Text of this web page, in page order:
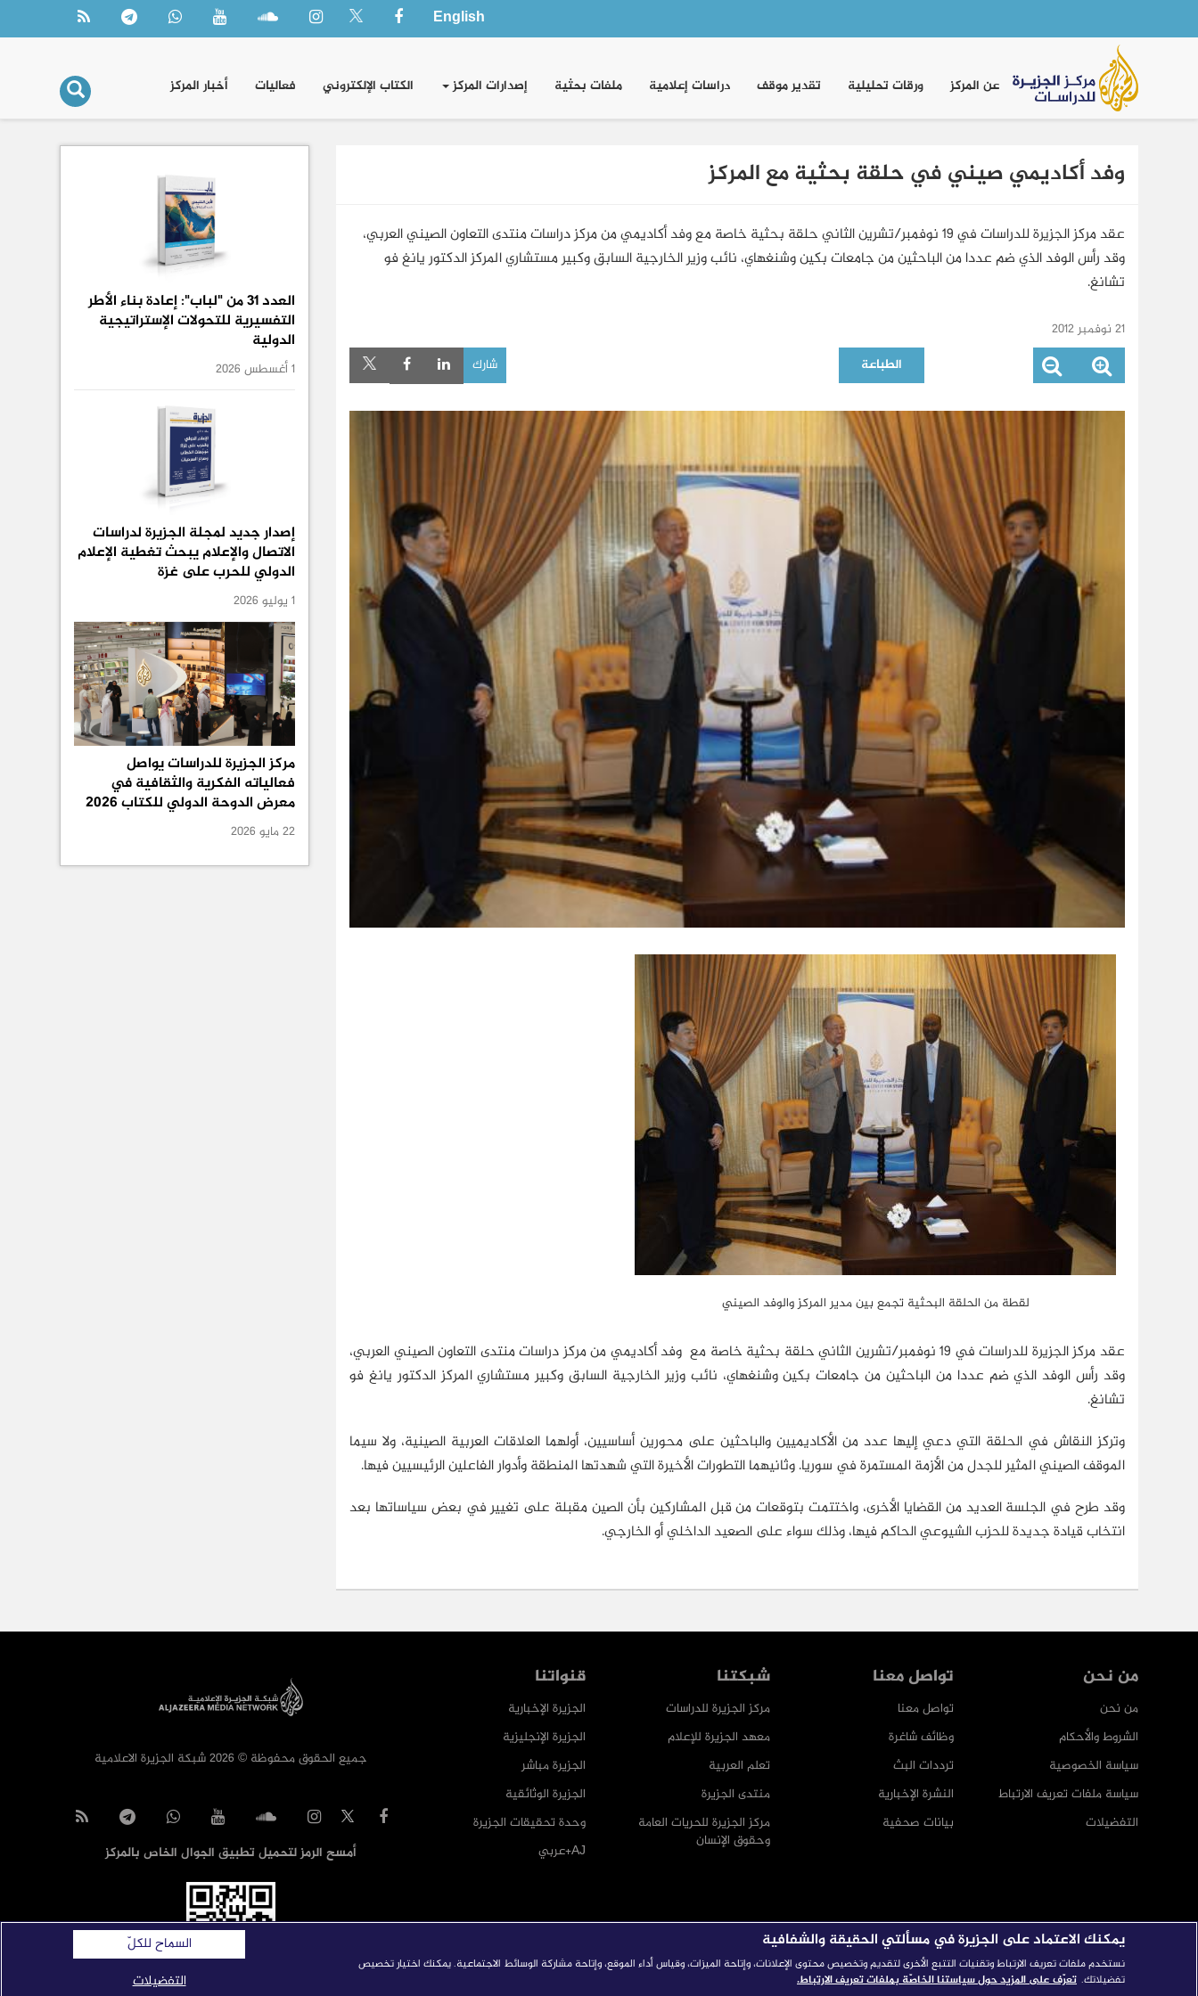
English
Main
navigation عن المركز ورقات تحليلية تقدير موقف دراسات إعلامية ملفات بحثية إصدارات المركز الكتاب الإلكتروني فعاليات أخبار المركز
وفد أكاديمي صيني في حلقة بحثية مع المركز
عقد مركز الجزيرة للدراسات في 19 نوفمبر/تشرين الثاني حلقة بحثية خاصة مع وفد أكاديمي من مركز دراسات منتدى التعاون الصيني العربي،
وقد رأس الوفد الذي ضم عددا من الباحثين من جامعات بكين وشنغهاي، نائب وزير الخارجية السابق وكبير مستشاري المركز الدكتور يانغ فو
تشانغ.
21 نوفمبر 2012
الطباعة شارك
لقطة من الحلقة البحثية تجمع بين مدير المركز والوفد الصيني
عقد مركز الجزيرة للدراسات في 19 نوفمبر/تشرين الثاني حلقة بحثية خاصة مع وفد أكاديمي من مركز دراسات منتدى التعاون الصيني العربي،
وقد رأس الوفد الذي ضم عددا من الباحثين من جامعات بكين وشنغهاي، نائب وزير الخارجية السابق وكبير مستشاري المركز الدكتور يانغ فو
تشانغ.
وتركز النقاش في الحلقة التي دعي إليها عدد من الأكاديميين والباحثين على محورين أساسيين، أولهما العلاقات العربية الصينية، ولا سيما
الموقف الصيني المثير للجدل من الأزمة المستمرة في سوريا. وثانيهما التطورات الأخيرة التي شهدتها المنطقة وأدوار الفاعلين الرئيسيين فيها.
وقد طرح في الجلسة العديد من القضايا الأخرى، واختتمت بتوقعات من قبل المشاركين بأن الصين مقبلة على تغيير في بعض سياساتها بعد
انتخاب قيادة جديدة للحزب الشيوعي الحاكم فيها، وذلك سواء على الصعيد الداخلي أو الخارجي.
العدد 31 من "لباب": إعادة بناء الأطر
التفسيرية للتحولات الإستراتيجية
الدولية
1 أغسطس 2026
إصدار جديد لمجلة الجزيرة لدراسات
الاتصال والإعلام يبحث تغطية الإعلام
الدولي للحرب على غزة
1 يوليو 2026
مركز الجزيرة للدراسات يواصل
فعالياته الفكرية والثقافية في
معرض الدوحة الدولي للكتاب 2026
22 مايو 2026
من نحن
من نحن
الشروط والأحكام
سياسة الخصوصية
سياسة ملفات تعريف الارتباط
التفضيلات
تواصل معنا
تواصل معنا
وظائف شاغرة
ترددات البث
النشرة الإخبارية
بيانات صحفية
شبكتنا
مركز الجزيرة للدراسات
معهد الجزيرة للإعلام
تعلم العربية
منتدى الجزيرة
مركز الجزيرة للحريات العامة
وحقوق الإنسان
قنواتنا
الجزيرة الإخبارية
الجزيرة الإنجليزية
الجزيرة مباشر
الجزيرة الوثائقية
وحدة تحقيقات الجزيرة
AJ+عربي
جميع الحقوق محفوظة © 2026 شبكة الجزيرة الاعلامية
أمسح الرمز لتحميل تطبيق الجوال الخاص بالمركز
يمكنك الاعتماد على الجزيرة في مسألتي الحقيقة والشفافية
نستخدم ملفات تعريف الارتباط وتقنيات التتبع الأخرى لتقديم وتخصيص محتوى الإعلانات، وإتاحة الميزات، وقياس أداء الموقع، وإتاحة مشاركة الوسائط الاجتماعية. يمكنك اختيار تخصيص
تفضيلاتك. تعرّف على المزيد حول سياستنا الخاصّة بملفات تعريف الارتباط. التفضيلات
السماح للكلّ